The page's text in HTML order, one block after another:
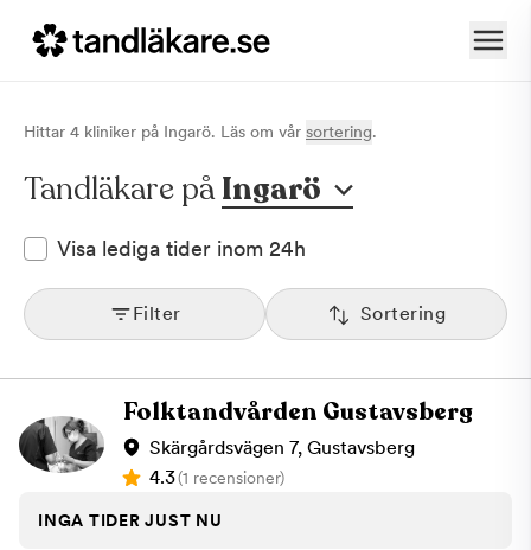
Hittar 4 kliniker på Ingarö. Läs om vår sortering.
Tandläkare på Ingarö
Visa lediga tider inom 24h
Filter Sortering
Folktandvården Gustavsberg
Skärgårdsvägen 7, Gustavsberg
4.3(1 recensioner)
INGA TIDER JUST NU